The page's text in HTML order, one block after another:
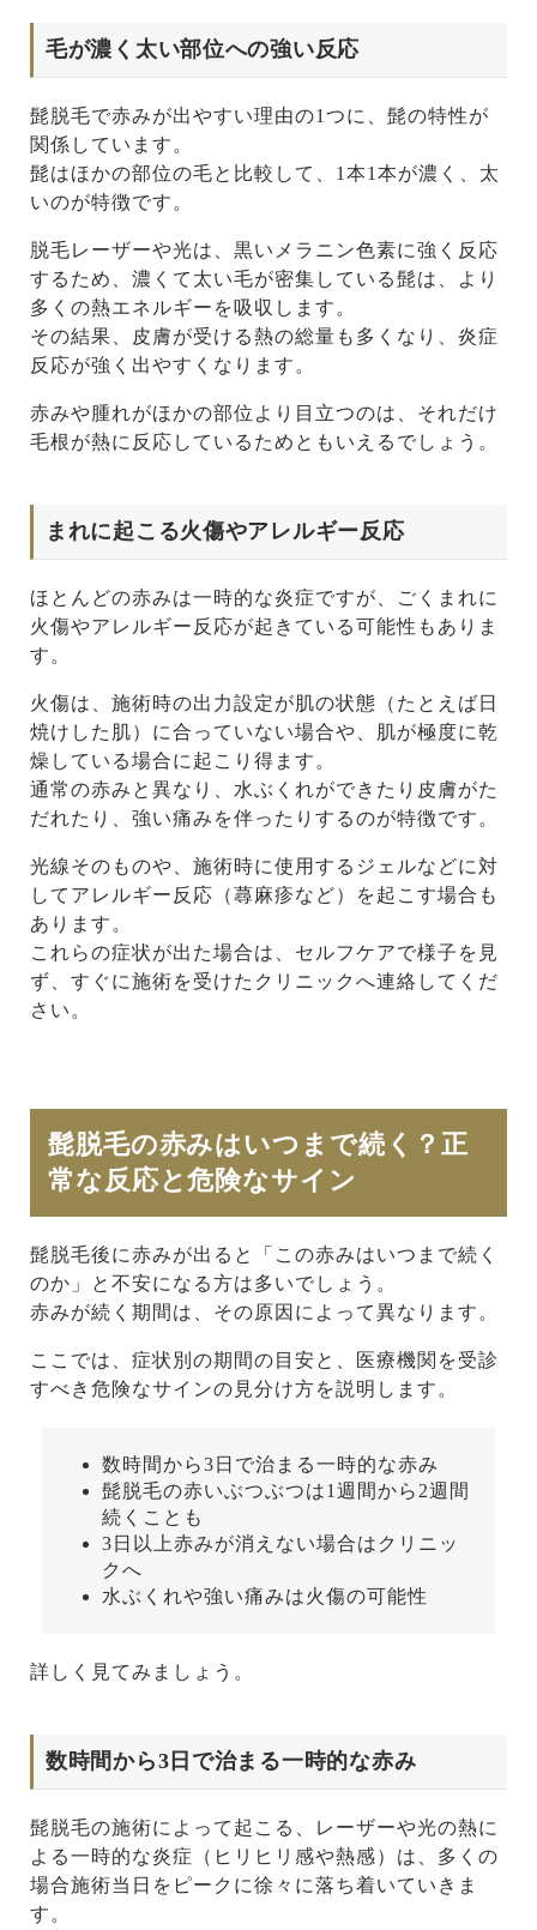
毛が濃く太い部位への強い反応
髭脱毛で赤みが出やすい理由の1つに、髭の特性が
関係しています。
髭はほかの部位の毛と比較して、1本1本が濃く、太
いのが特徴です。
脱毛レーザーや光は、黒いメラニン色素に強く反応
するため、濃くて太い毛が密集している髭は、より
多くの熱エネルギーを吸収します。
その結果、皮膚が受ける熱の総量も多くなり、炎症
反応が強く出やすくなります。
赤みや腫れがほかの部位より目立つのは、それだけ
毛根が熱に反応しているためともいえるでしょう。
まれに起こる火傷やアレルギー反応
ほとんどの赤みは一時的な炎症ですが、ごくまれに
火傷やアレルギー反応が起きている可能性もありま
す。
火傷は、施術時の出力設定が肌の状態（たとえば日
焼けした肌）に合っていない場合や、肌が極度に乾
燥している場合に起こり得ます。
通常の赤みと異なり、水ぶくれができたり皮膚がた
だれたり、強い痛みを伴ったりするのが特徴です。
光線そのものや、施術時に使用するジェルなどに対
してアレルギー反応（蕁麻疹など）を起こす場合も
あります。
これらの症状が出た場合は、セルフケアで様子を見
ず、すぐに施術を受けたクリニックへ連絡してくだ
さい。
髭脱毛の赤みはいつまで続く？正
常な反応と危険なサイン
髭脱毛後に赤みが出ると「この赤みはいつまで続く
のか」と不安になる方は多いでしょう。
赤みが続く期間は、その原因によって異なります。
ここでは、症状別の期間の目安と、医療機関を受診
すべき危険なサインの見分け方を説明します。
数時間から3日で治まる一時的な赤み
髭脱毛の赤いぶつぶつは1週間から2週間
続くことも
3日以上赤みが消えない場合はクリニッ
クへ
水ぶくれや強い痛みは火傷の可能性
詳しく見てみましょう。
数時間から3日で治まる一時的な赤み
髭脱毛の施術によって起こる、レーザーや光の熱に
よる一時的な炎症（ヒリヒリ感や熱感）は、多くの
場合施術当日をピークに徐々に落ち着いていきま
す。